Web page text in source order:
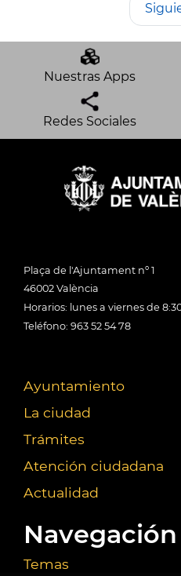
Nuestras Apps
Redes Sociales
Plaça de l'Ajuntament nº 1
46002 València
Horarios: lunes a viernes de
Teléfono: 963 52 54 78
Ayuntamiento
La ciudad
Trámites
Atención ciudadana
Actualidad
Temas